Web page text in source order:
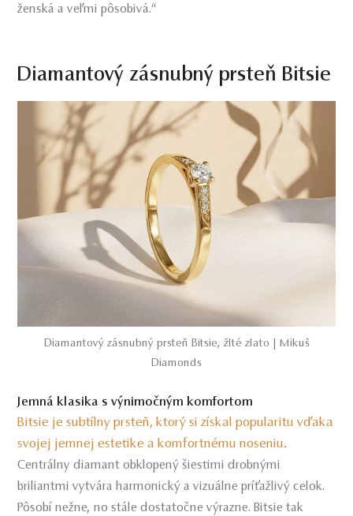
ženská a veľmi pôsobivá.“
Diamantový zásnubný prsteň Bitsie
Diamantový zásnubný prsteň Bitsie, žlté zlato | Mikuš
Diamonds
Jemná klasika s výnimočným komfortom
Bitsie je subtílny prsteň, ktorý si získal popularitu vďaka
svojej jemnej estetike a komfortnému noseniu.
Centrálny diamant obklopený šiestimi drobnými
briliantmi vytvára harmonický a vizuálne príťažlivý celok.
Pôsobí nežne, no stále dostatočne výrazne. Bitsie tak